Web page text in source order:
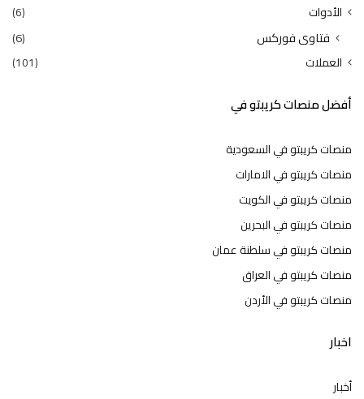
الأدوات (6)
فتاوى فوركس (6)
العملات (101)
أفضل منصات كريبتو في
منصات كريبتو في السعودية
منصات كريبتو في الامارات
منصات كريبتو في الكويت
منصات كريبتو في البحرين
منصات كريبتو في سلطنة عمان
منصات كريبتو في العراق
منصات كريبتو في الأردن
اخبار
أخبار